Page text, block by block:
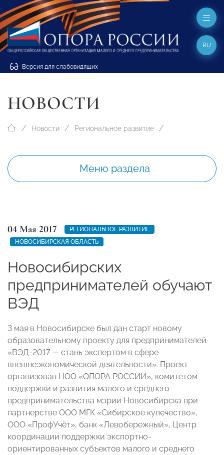
Версия для слабовидящих
RU
НОВОСТИ
Новости Региональное развитие
Меню раздела
04 Мая 2017
РЕГИОНАЛЬНОЕ РАЗВИТИЕ
НОВОСИБИРСКАЯ ОБЛАСТЬ
Новосибирских
предпринимателей обучают
ВЭД
3 мая в Новосибирске был дан старт новому
образовательному проекту для предпринимателей
«ВЭД-2017 — стань экспертом в сфере
внешнеэкономической деятельности». Проект
организован НОО «ОПОРА РОССИИ», комитетом
поддержки и развития малого и среднего
предпринимательства мэрии Новосибирска при
партнерстве ООО МГК «Сибирское купечество»,
ООО «ПрофУчёт», банк «Левобережный», Центр
координации поддержки экспортно-
ориентированных субъектов малого и среднего